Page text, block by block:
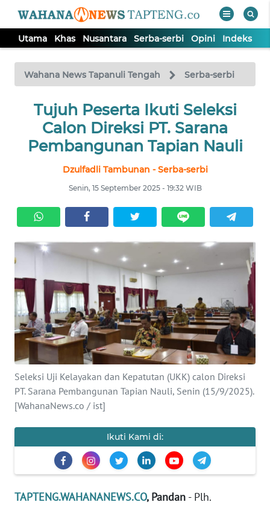
Utama Khas Nusantara Serba-serbi Opini Indeks
Wahana News Tapanuli Tengah Serba-serbi
Tujuh Peserta Ikuti Seleksi
Calon Direksi PT. Sarana
Pembangunan Tapian Nauli
Dzulfadli Tambunan - Serba-serbi
Senin, 15 September 2025 - 19:32 WIB
Seleksi Uji Kelayakan dan Kepatutan (UKK) calon Direksi
PT. Sarana Pembangunan Tapian Nauli, Senin (15/9/2025).
[WahanaNews.co / ist]
Ikuti Kami di:
TAPTENG.WAHANANEWS.CO, Pandan - Plh.
TV
Tutup
UTAMA
KHAS
NUSANTARA
SERBA-
SERBI
OPINI
Informasi
INDEKS
BERITA
KONTAK
KAMI
INFO
TENTANG
PEDOMAN